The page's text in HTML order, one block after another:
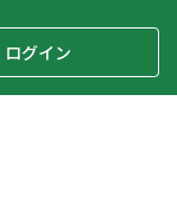
ログイン